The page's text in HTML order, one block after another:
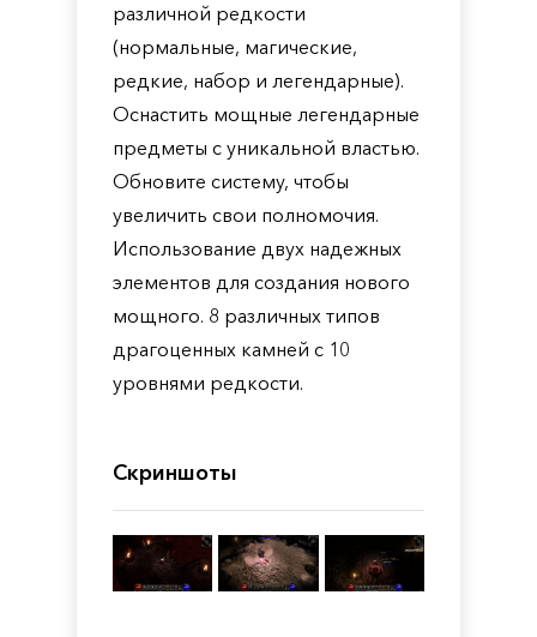
различной редкости
(нормальные, магические,
редкие, набор и легендарные).
Оснастить мощные легендарные
предметы с уникальной властью.
Обновите систему, чтобы
увеличить свои полномочия.
Использование двух надежных
элементов для создания нового
мощного. 8 различных типов
драгоценных камней с 10
уровнями редкости.
Скриншоты